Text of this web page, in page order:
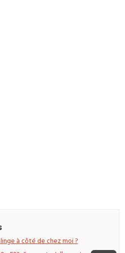
à côté de chez moi ?